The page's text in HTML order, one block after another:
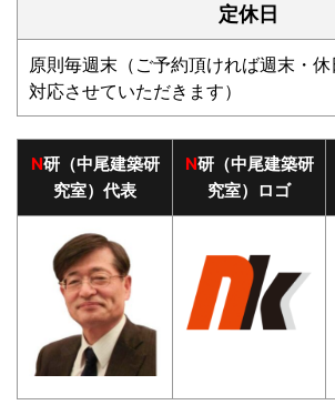
定休日
原則毎週末（ご予約頂ければ週末・
対応させていただきます）
N研（中尾建築研
究室）代表
N研（中尾建築研
究室）ロゴ